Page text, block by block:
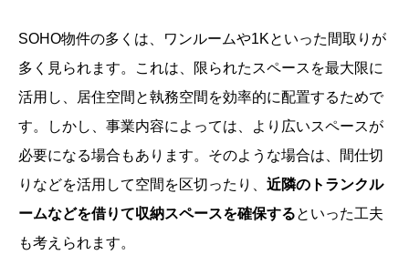
SOHO物件の多くは、ワンルームや1Kといった間取りが
多く見られます。これは、限られたスペースを最大限に
活用し、居住空間と執務空間を効率的に配置するためで
す。しかし、事業内容によっては、より広いスペースが
必要になる場合もあります。そのような場合は、間仕切
りなどを活用して空間を区切ったり、 近隣のトランクル
ームなどを借りて収納スペースを確保するといった工夫
も考えられます。